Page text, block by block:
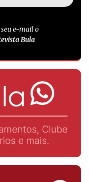
e-mail o
Bula